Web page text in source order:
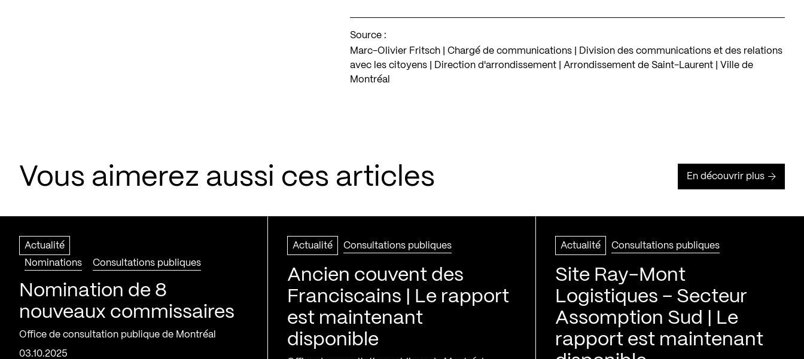
Source :
Marc-Olivier Fritsch | Chargé de communications | Division des communications et des relations
avec les citoyens | Direction d'arrondissement | Arrondissement de Saint-Laurent | Ville de
Montréal
Vous aimerez aussi ces articles En découvrir plus
Actualité
Nominations
Consultations publiques
Nomination de 8
nouveaux commissaires
Office de consultation publique de Montréal
03.10.2025
Actualité Consultations publiques
Ancien couvent des
Franciscains | Le rapport
est maintenant
disponible
Actualité Consultations publiques
Site Ray-Mont
Logistiques – Secteur
Assomption Sud | Le
rapport est maintenant